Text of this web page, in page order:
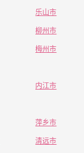
乐山市
柳州市
梅州市
内江市
萍乡市
清远市